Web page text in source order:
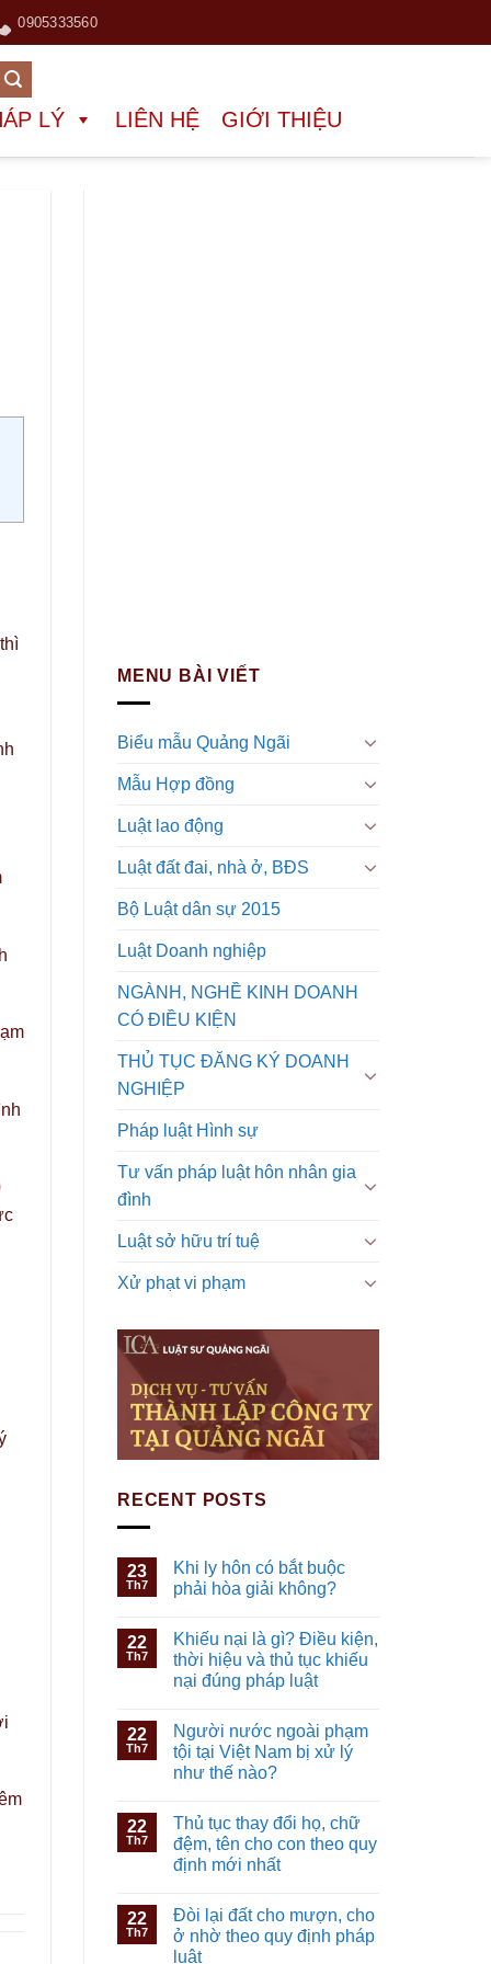
0905333560
LÝ LIÊN HỆ GIỚI THIỆU
MENU BÀI VIẾT
Biểu mẫu Quảng Ngãi
Mẫu Hợp đồng
Luật lao động
Luật đất đai, nhà ở, BĐS
Bộ Luật dân sự 2015
Luật Doanh nghiệp
NGÀNH, NGHỀ KINH DOANH
CÓ ĐIỀU KIỆN
THỦ TỤC ĐĂNG KÝ DOANH
NGHIỆP
Pháp luật Hình sự
Tư vấn pháp luật hôn nhân gia
đình
Luật sở hữu trí tuệ
Xử phạt vi phạm
RECENT POSTS
23
Th7
Khi ly hôn có bắt buộc
phải hòa giải không?
22
Th7
Khiếu nại là gì? Điều kiện,
thời hiệu và thủ tục khiếu
nại đúng pháp luật
22
Th7
Người nước ngoài phạm
tội tại Việt Nam bị xử lý
như thế nào?
22
Th7
Thủ tục thay đổi họ, chữ
đệm, tên cho con theo quy
định mới nhất
22
Th7
Đòi lại đất cho mượn, cho
ở nhờ theo quy định pháp
luật